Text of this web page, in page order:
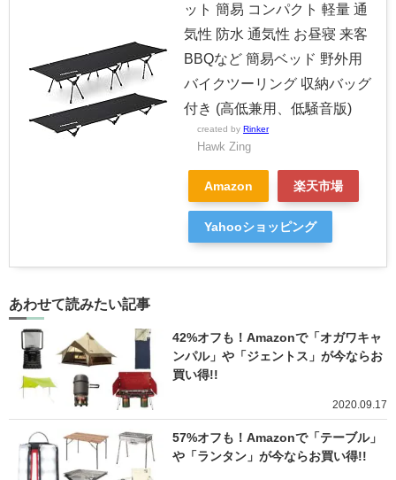
ット 簡易 コンパクト 軽量 通
気性 防水 通気性 お昼寝 来客
BBQなど 簡易ベッド 野外用
バイクツーリング 収納バッグ
付き (高低兼用、低騒音版)
created by Rinker
Hawk Zing
Amazon 楽天市場
Yahooショッピング
あわせて読みたい記事
42%オフも！Amazonで「オガワキャ
ンパル」や「ジェントス」が今ならお
買い得!!
2020.09.17
57%オフも！Amazonで「テーブル」
や「ランタン」が今ならお買い得!!